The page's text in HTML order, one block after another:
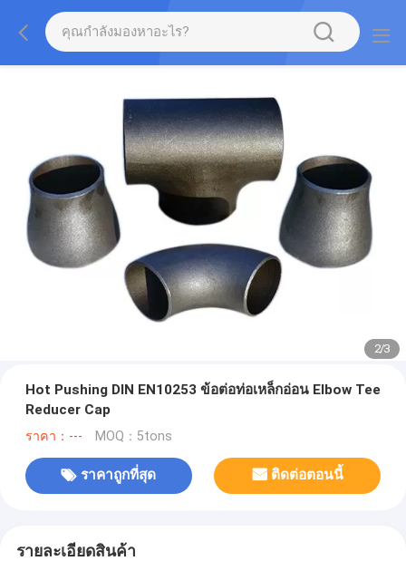
2/3
Hot Pushing DIN EN10253 ข้อต่อท่อเหล็กอ่อน Elbow Tee
Reducer Cap
ราคา：--- MOQ：5tons
ราคาถูกที่สุด ติดต่อตอนนี้
รายละเอียดสินค้า